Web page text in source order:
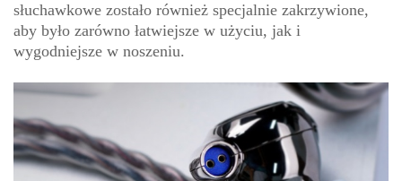
słuchawkowe zostało również specjalnie zakrzywione,
aby było zarówno łatwiejsze w użyciu, jak i
wygodniejsze w noszeniu.